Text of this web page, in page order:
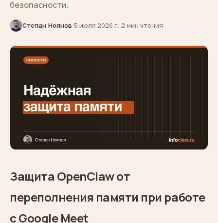
безопасности.
Степан Ноянов·5 июля 2026 г.·2 мин чтения
Защита OpenClaw от
переполнения памяти при работе
с Google Meet